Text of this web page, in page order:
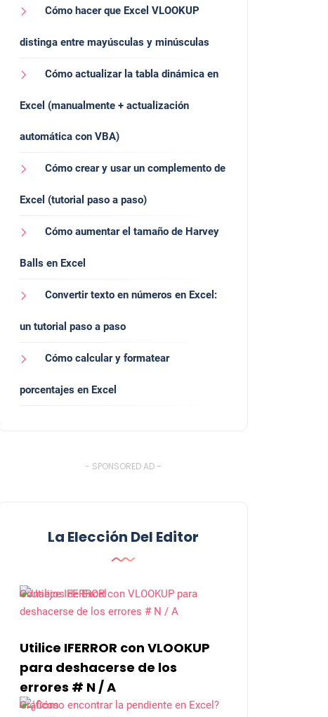
Cómo hacer que Excel VLOOKUP
distinga entre mayúsculas y minúsculas
Cómo actualizar la tabla dinámica en
Excel (manualmente + actualización
automática con VBA)
Cómo crear y usar un complemento de
Excel (tutorial paso a paso)
Cómo aumentar el tamaño de Harvey
Balls en Excel
Convertir texto en números en Excel:
un tutorial paso a paso
Cómo calcular y formatear
porcentajes en Excel
- SPONSORED AD -
La Elección Del Editor
Consejos de Excel
Utilice IFERROR con VLOOKUP
para deshacerse de los
errores # N / A
Gráficos